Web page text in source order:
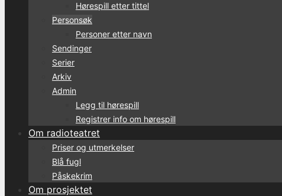
Hørespill etter tittel
Personsøk
Personer etter navn
Sendinger
Serier
Arkiv
Admin
Legg til hørespill
Registrer info om hørespill
Om radioteatret
Priser og utmerkelser
Blå fugl
Påskekrim
Om prosjektet